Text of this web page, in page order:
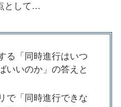
として…
る「同時進行はいつ
いいのか」の答えと
で「同時進行できな